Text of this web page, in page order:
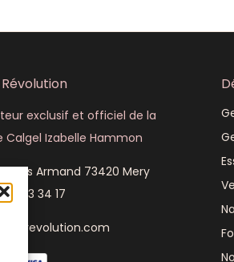
exclusif et officiel de la
Calgel Izabelle Hammon
Louis Armand 73420 Mery
50 43 34 17